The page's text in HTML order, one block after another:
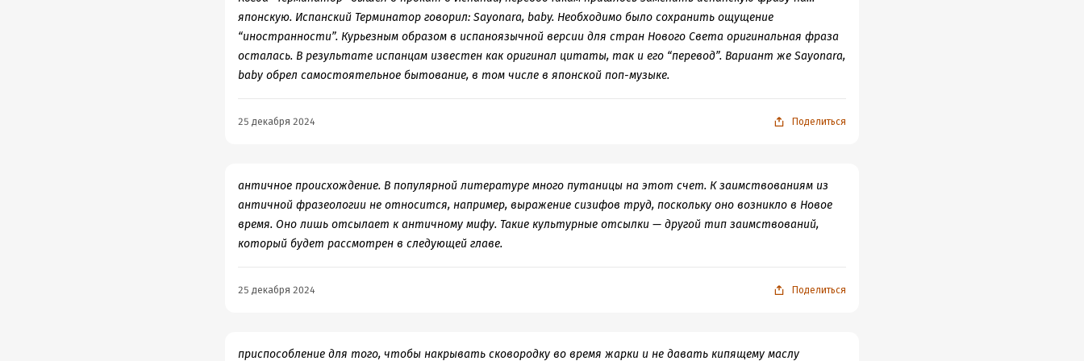
японскую. Испанский Терминатор говорил: Sayonara, baby. Необходимо было сохранить ощущение
“иностранности”. Курьезным образом в испаноязычной версии для стран Нового Света оригинальная фраза
осталась. В результате испанцам известен как оригинал цитаты, так и его “перевод”. Вариант же Sayonara,
baby обрел самостоятельное бытование, в том числе в японской поп-музыке.
25 декабря 2024 Поделиться
античное происхождение. В популярной литературе много путаницы на этот счет. К заимствованиям из
античной фразеологии не относится, например, выражение сизифов труд, поскольку оно возникло в Новое
время. Оно лишь отсылает к античному мифу. Такие культурные отсылки — другой тип заимствований,
который будет рассмотрен в следующей главе.
25 декабря 2024 Поделиться
приспособление для того, чтобы накрывать сковородку во время жарки и не давать кипящему маслу